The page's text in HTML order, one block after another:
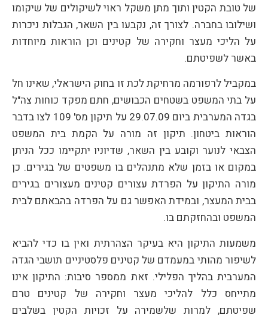
של טובת הקטין ותוך מתן משקל ראוי לשיקולים של שיקומו
ושילובו בחברה. לצורך זה, נקבעו בין השאר, הגבלות ניכרות
על הליכי מעצר וחקירה של קטינים וכן הוראות מיוחדות
באשר לשפיטתם.
במקביל לרפורמה מרחיקת לכת זו בחוק הישראלי, שאינו חל
על בתי המשפט בשטחים הכבושים, חתם מפקד כוחות צה"ל
בגדה המערבית ביום 29.07.09 על תיקון מס' 109 לצו בדבר
הוראות ביטחון. תיקון זה מורה על הקמת בית המשפט
הצבאי לנוער וקובע בין השאר, שדיוניו יתקיימו ככל הניתן
במקום או בזמן שלא מתנהלים בו משפטים של בגירים. כן
מורה התיקון על הפרדת עצורים קטינים מעצורים בגירים
בבית המעצר, ובמידת האפשר גם על הפרדה בהבאתם לבית
המשפט ובהחזקתם בו.
משמעות התיקון היא בעיקר הצהרתית ואין בו כדי להביא
לשיפור מהותי במעמדם של קטינים פלסטיניים תושבי הגדה
המערבית בהליך הפלילי. זאת ממספר סיבות: התיקון אינו
מתייחס כלל להליכי מעצר וחקירה של קטינים טרם
שפיטתם, למרות שלשמירה על זכויות הקטין בשלבים